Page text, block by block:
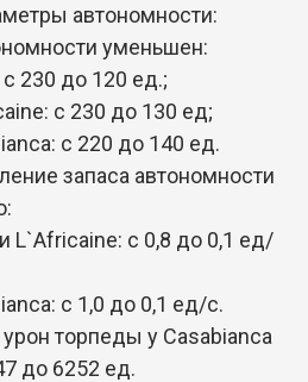
автономности:
уменьшен:
с 230 до 120 ед.;
с 230 до 130 ед;
с 220 до 140 ед.
запаса автономности
L`Africaine: с 0,8 до 0,1 ед/
с 1,0 до 0,1 ед/с.
торпеды у Casabianca
до 6252 ед.